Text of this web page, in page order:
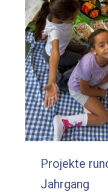
Projekte
Jahrgang